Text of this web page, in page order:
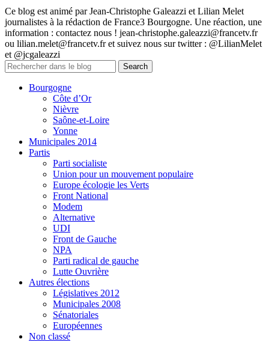
Ce blog est animé par Jean-Christophe Galeazzi et Lilian Melet
journalistes à la rédaction de France3 Bourgogne. Une réaction, une
information : contactez nous ! jean-christophe.galeazzi@francetv.fr
ou lilian.melet@francetv.fr et suivez nous sur twitter : @LilianMelet
et @jcgaleazzi
Bourgogne
Côte d’Or
Nièvre
Saône-et-Loire
Yonne
Municipales 2014
Partis
Parti socialiste
Union pour un mouvement populaire
Europe écologie les Verts
Front National
Modem
Alternative
UDI
Front de Gauche
NPA
Parti radical de gauche
Lutte Ouvrière
Autres élections
Législatives 2012
Municipales 2008
Sénatoriales
Européennes
Non classé